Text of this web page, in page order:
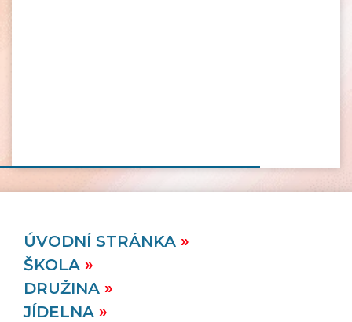
ÚVODNÍ STRÁNKA
ŠKOLA
DRUŽINA
JÍDELNA